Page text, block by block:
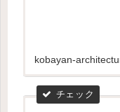
kobayan-